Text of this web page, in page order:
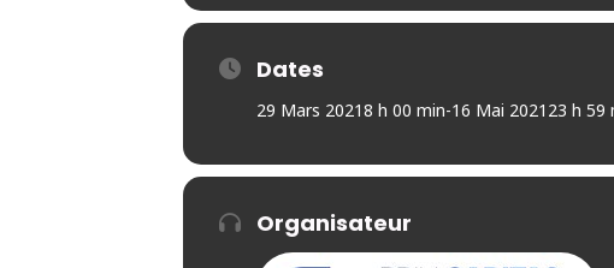
Dates
29 Mars 20218 h 00 min-16 Mai 2021 23 h 59
Organisateur